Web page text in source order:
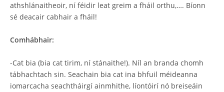
athshlánaitheoir, ní féidir leat greim a fháil orthu,…. Bíonn
sé deacair cabhair a fháil!
Comhábhair:
-Cat bia (bia cat tirim, ní stánaithe!). Níl an branda chomh
tábhachtach sin. Seachain bia cat ina bhfuil méideanna
iomarcacha seachtháirgí ainmhithe, líontóirí nó breiseáin